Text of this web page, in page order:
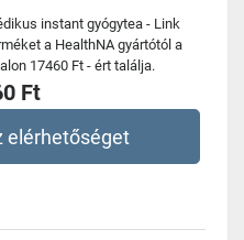
instant gyógytea - Link
a HealthNA gyártótól a
17460 Ft - ért találja.
Ft
elérhetőséget